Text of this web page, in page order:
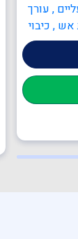
, עורך
, כיבוי
צוותי
בטיחות